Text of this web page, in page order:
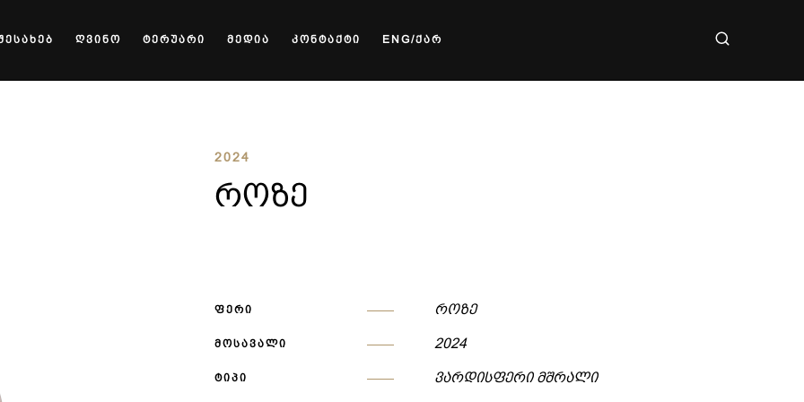
ᲦᲕᲘᲜᲝ ᲢᲔᲠᲣᲐᲠᲘ ᲛᲔᲓᲘᲐ ᲙᲝᲜᲢᲐᲥᲢᲘ ENG/ᲥᲐᲠ
2024
ᲠᲝᲖᲔ
ᲤᲔᲠᲘ ᲠᲝᲖᲔ
ᲛᲝᲡᲐᲕᲐᲚᲘ 2024
ᲢᲘᲞᲘ ᲕᲐᲠᲓᲘᲡᲤᲔᲠᲘ ᲛᲨᲠᲐᲚᲘ